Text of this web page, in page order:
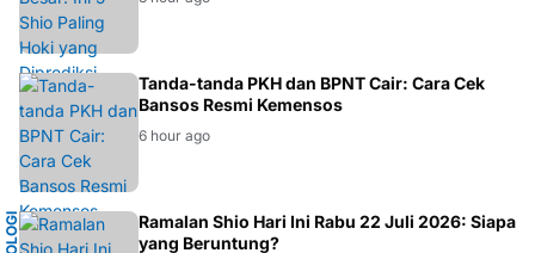
BANSOS
Tanda-tanda PKH dan BPNT Cair: Cara Cek
Bansos Resmi Kemensos
6 hour ago
Ramalan Shio Hari Ini Rabu 22 Juli 2026: Siapa
yang Beruntung?